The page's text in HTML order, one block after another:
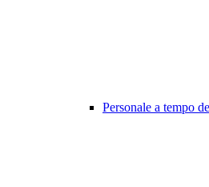
Personale a tempo